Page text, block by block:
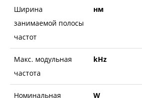
Ширина
занимаемой полосы
частот
нм
Макс. модульная
частота
kHz
Номинальная
W